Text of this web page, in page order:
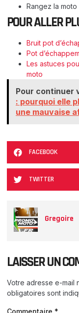
Rangez la
POUR ALLER
Bruit pot
Pot
Les astuces
moto
Pour continuer
: pourquoi elle
une mauvaise
FACEBOOK
TWITTER
Gregoire
LAISSER UN
Votre adresse e-mail
obligatoires sont
Commentaire *